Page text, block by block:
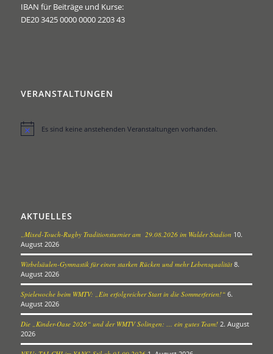
IBAN für Beiträge und Kurse:
DE20 3425 0000 0000 2203 43
VERANSTALTUNGEN
HinweisEs sind keine anstehenden Veranstaltungen vorhanden.
AKTUELLES
„Mixed-Touch-Rugby Traditionsturnier am 29.08.2026 im Walder Stadion 10.
August 2026
Wirbelsäulen-Gymnastik für einen starken Rücken und mehr Lebensqualität 8.
August 2026
Spielewoche beim WMTV: „Ein erfolgreicher Start in die Sommerferien!“ 6.
August 2026
Die „Kinder-Oase 2026“ und der WMTV Solingen: … ein gutes Team! 2. August
2026